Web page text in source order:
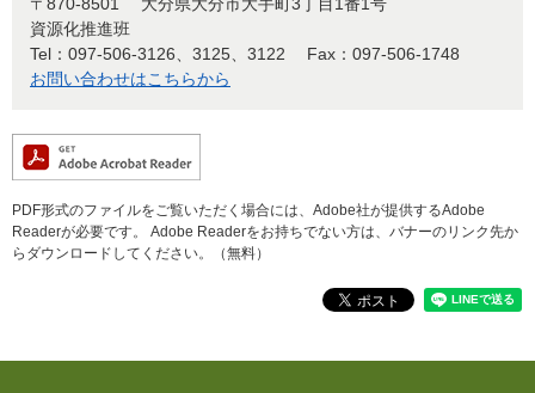
資源化推進班
Tel：097-506-3126、3125、3122
Fax：097-506-1748
お問い合わせはこちらから
PDF形式のファイルをご覧いただく場合には、Adobe社が提供するAdobe
Readerが必要です。
Adobe Readerをお持ちでない方は、バナーのリンク先か
らダウンロードしてください。（無料）